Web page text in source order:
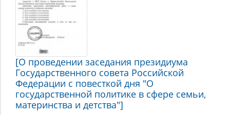
[О проведении заседания президиума
Государственного совета Российской
Федерации с повесткой дня "О
государственной политике в сфере семьи,
материнства и детства"]